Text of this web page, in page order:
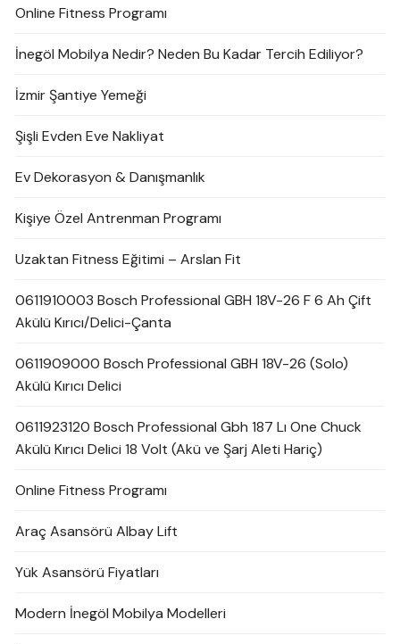
Online Fitness Programı
İnegöl Mobilya Nedir? Neden Bu Kadar Tercih Ediliyor?
İzmir Şantiye Yemeği
Şişli Evden Eve Nakliyat
Ev Dekorasyon & Danışmanlık
Kişiye Özel Antrenman Programı
Uzaktan Fitness Eğitimi – Arslan Fit
0611910003 Bosch Professional GBH 18V-26 F 6 Ah Çift
Akülü Kırıcı/Delici-Çanta
0611909000 Bosch Professional GBH 18V-26 (Solo)
Akülü Kırıcı Delici
0611923120 Bosch Professional Gbh 187 Lı One Chuck
Akülü Kırıcı Delici 18 Volt (Akü ve Şarj Aleti Hariç)
Online Fitness Programı
Araç Asansörü Albay Lift
Yük Asansörü Fiyatları
Modern İnegöl Mobilya Modelleri